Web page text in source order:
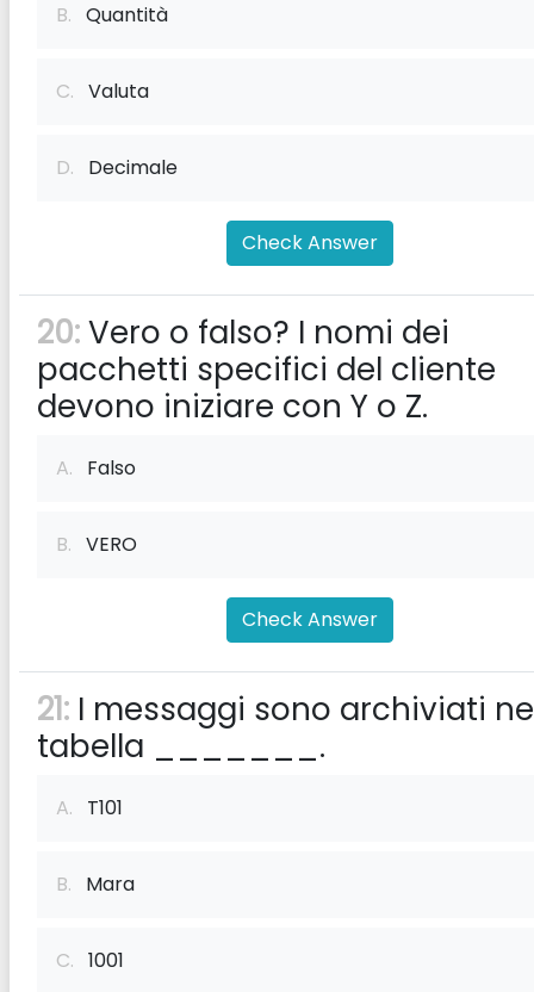
B. Quantità
C. Valuta
D. Decimale
Check Answer
20:Vero o falso? I nomi dei
pacchetti specifici del cliente
devono iniziare con Y o Z.
A. Falso
B. VERO
Check Answer
21: I messaggi sono archiviati
tabella _______.
A. T101
B. Mara
C. 1001